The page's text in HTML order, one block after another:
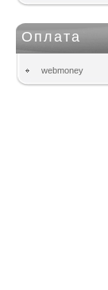
Оплата
webmoney